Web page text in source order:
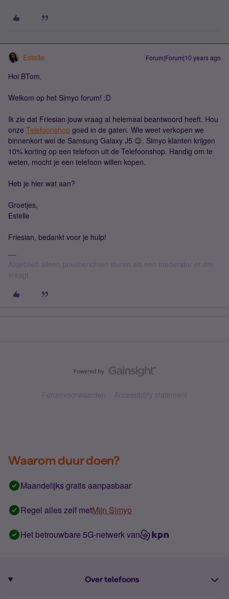
Estelle Forum|Forum|10 years ago
Hoi BTom,
Welkom op het Simyo forum! :D
Ik zie dat Friesian jouw vraag al helemaal beantwoord heeft. Hou
onze Telefoonshop goed in de gaten. Wie weet verkopen we
binnenkort wel de Samsung Galaxy J5 😉. Simyo klanten krijgen
10% korting op een telefoon uit de Telefoonshop. Handig om te
weten, mocht je een telefoon willen kopen.
Heb je hier wat aan?
Groetjes,
Estelle
Friesian, bedankt voor je hulp!
Alsjeblieft alleen privéberichten sturen als een moderator er om
vraagt.
Forumvoorwaarden Accessibility statement
Waarom duur doen?
Maandelijks gratis aanpasbaar
Regel alles zelf metMijn Simyo
Het betrouwbare 5G-netwerk van
Over telefoons